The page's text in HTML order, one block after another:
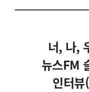
너, 나,
뉴스FM
인터